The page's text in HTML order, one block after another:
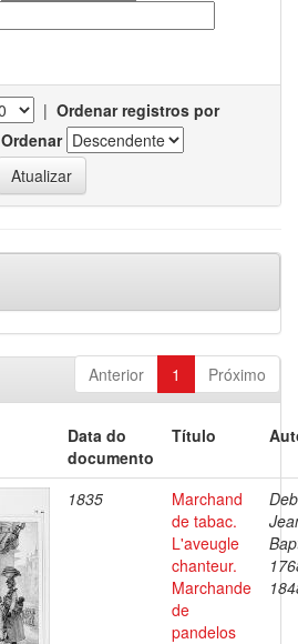
| Ordenar registros por
Ordenar
Anterior 1 Próximo
Data do
documento
Título
1835
Marchand
de tabac.
L'aveugle
chanteur.
Marchande
de
pandelos